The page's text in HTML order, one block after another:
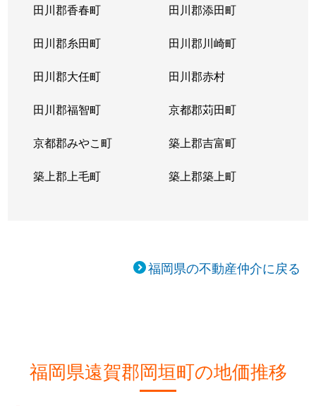
田川郡香春町 田川郡添田町
田川郡糸田町 田川郡川崎町
田川郡大任町 田川郡赤村
田川郡福智町 京都郡苅田町
京都郡みやこ町 築上郡吉富町
築上郡上毛町 築上郡築上町
福岡県の不動産仲介に戻る
福岡県遠賀郡岡垣町の地価推移